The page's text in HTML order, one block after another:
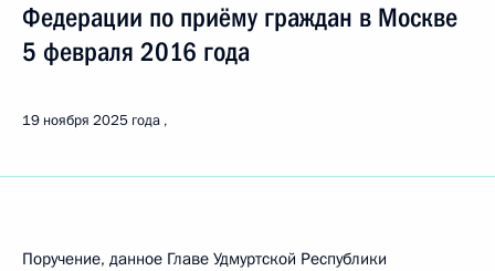
Федерации по приёму граждан в Москве
5 февраля 2016 года
19 ноября 2025 года
Поручение, данное Главе Удмуртской Республики